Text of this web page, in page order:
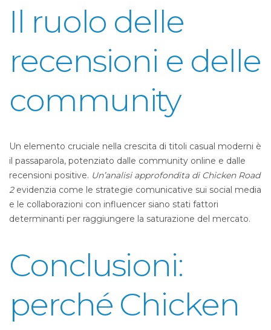
Il ruolo delle
recensioni e delle
community
Un elemento cruciale nella crescita di titoli casual moderni è
il passaparola, potenziato dalle community online e dalle
recensioni positive. Un’analisi approfondita di Chicken Road
2evidenzia come le strategie comunicative sui social media
e le collaborazioni con influencer siano stati fattori
determinanti per raggiungere la saturazione del mercato.
Conclusioni:
perché Chicken